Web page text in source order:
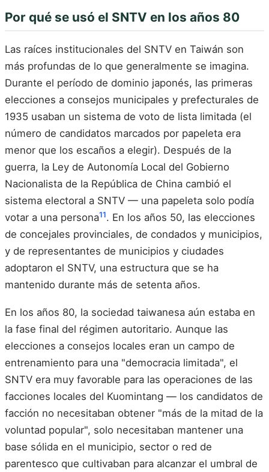
Por qué se usó el SNTV en los años 80
Las raíces institucionales del SNTV en Taiwán son
más profundas de lo que generalmente se imagina.
Durante el período de dominio japonés, las primeras
elecciones a consejos municipales y prefecturales de
1935 usaban un sistema de voto de lista limitada (el
número de candidatos marcados por papeleta era
menor que los escaños a elegir). Después de la
guerra, la Ley de Autonomía Local del Gobierno
Nacionalista de la República de China cambió el
sistema electoral a SNTV — una papeleta solo podía
votar a una persona11. En los años 50, las elecciones
de concejales provinciales, de condados y municipios,
y de representantes de municipios y ciudades
adoptaron el SNTV, una estructura que se ha
mantenido durante más de setenta años.
En los años 80, la sociedad taiwanesa aún estaba en
la fase final del régimen autoritario. Aunque las
elecciones a consejos locales eran un campo de
entrenamiento para una "democracia limitada", el
SNTV era muy favorable para las operaciones de las
facciones locales del Kuomintang — los candidatos de
facción no necesitaban obtener "más de la mitad de la
voluntad popular", solo necesitaban mantener una
base sólida en el municipio, sector o red de
parentesco que cultivaban para alcanzar el umbral de